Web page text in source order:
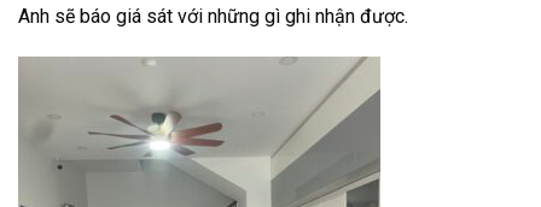
Anh sẽ báo giá sát với những gì ghi nhận được.